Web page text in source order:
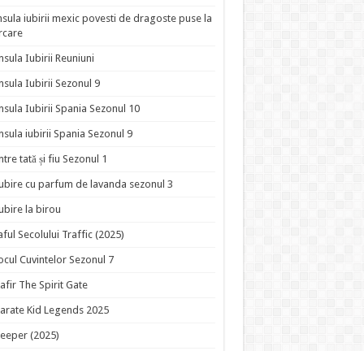
iubirii mexic povesti de dragoste puse la
Iubirii Reuniuni
Iubirii Sezonul 9
Iubirii Spania Sezonul 10
iubirii Spania Sezonul 9
tată și fiu Sezonul 1
cu parfum de lavanda sezonul 3
la birou
Secolului Traffic (2025)
Cuvintelor Sezonul 7
The Spirit Gate
Kid Legends 2025
(2025)